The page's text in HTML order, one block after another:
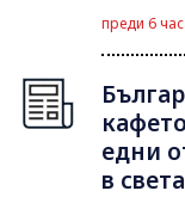
преди 6
едни
в света